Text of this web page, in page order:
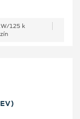
125 k